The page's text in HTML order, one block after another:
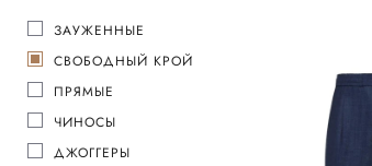
ЗАУЖЕННЫЕ
СВОБОДНЫЙ КРОЙ
ПРЯМЫЕ
ЧИНОСЫ
ДЖОГГЕРЫ